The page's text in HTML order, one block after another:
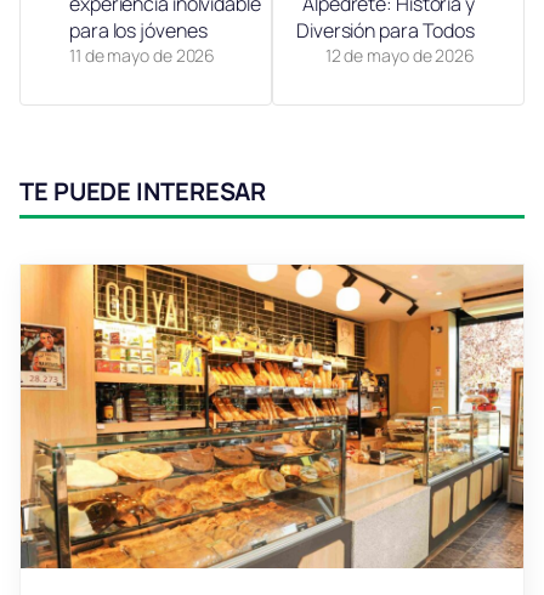
11 de mayo de 2026
para los jóvenes
12 de mayo de 2026
Diversión para Todos
TE PUEDE INTERESAR